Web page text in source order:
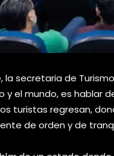
la secretaria de
y el mundo, es hablar
turistas regresan,
de orden y de